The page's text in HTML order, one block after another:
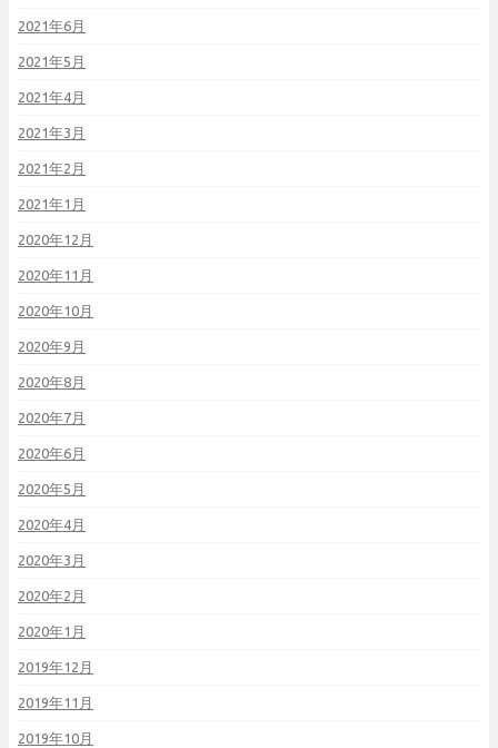
2021年6月
2021年5月
2021年4月
2021年3月
2021年2月
2021年1月
2020年12月
2020年11月
2020年10月
2020年9月
2020年8月
2020年7月
2020年6月
2020年5月
2020年4月
2020年3月
2020年2月
2020年1月
2019年12月
2019年11月
2019年10月